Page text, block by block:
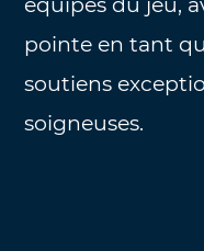
pointe en tant
soutiens
soigneuses.